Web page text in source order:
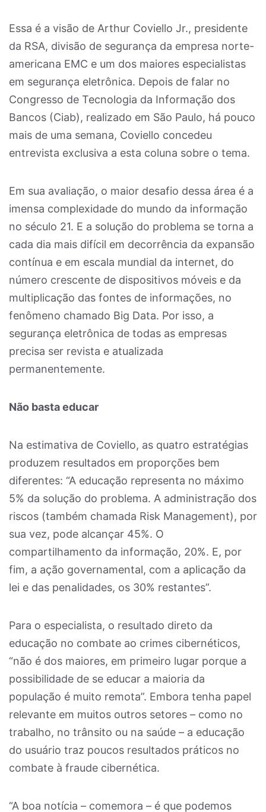
Essa é a visão de Arthur Coviello Jr., presidente
da RSA, divisão de segurança da empresa norte-
americana EMC e um dos maiores especialistas
em segurança eletrônica. Depois de falar no
Congresso de Tecnologia da Informação dos
Bancos (Ciab), realizado em São Paulo, há pouco
mais de uma semana, Coviello concedeu
entrevista exclusiva a esta coluna sobre o tema.
Em sua avaliação, o maior desafio dessa área é a
imensa complexidade do mundo da informação
no século 21. E a solução do problema se torna a
cada dia mais difícil em decorrência da expansão
contínua e em escala mundial da internet, do
número crescente de dispositivos móveis e da
multiplicação das fontes de informações, no
fenômeno chamado Big Data. Por isso, a
segurança eletrônica de todas as empresas
precisa ser revista e atualizada
permanentemente.
Não basta educar
Na estimativa de Coviello, as quatro estratégias
produzem resultados em proporções bem
diferentes: “A educação representa no máximo
5% da solução do problema. A administração dos
riscos (também chamada Risk Management), por
sua vez, pode alcançar 45%. O
compartilhamento da informação, 20%. E, por
fim, a ação governamental, com a aplicação da
lei e das penalidades, os 30% restantes”.
Para o especialista, o resultado direto da
educação no combate ao crimes cibernéticos,
“não é dos maiores, em primeiro lugar porque a
possibilidade de se educar a maioria da
população é muito remota”. Embora tenha papel
relevante em muitos outros setores – como no
trabalho, no trânsito ou na saúde – a educação
do usuário traz poucos resultados práticos no
combate à fraude cibernética.
“A boa notícia – comemora – é que podemos